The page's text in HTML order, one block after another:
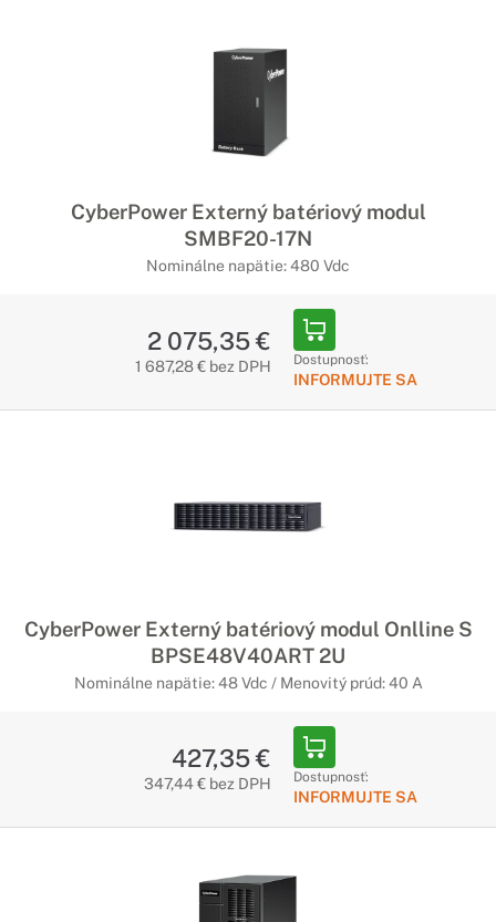
CyberPower Externý batériový modul
SMBF20-17N
Nominálne napätie: 480 Vdc
2 075,35 €
1 687,28 € bez DPH Dostupnosť:
INFORMUJTE SA
CyberPower Externý batériový modul Onlline S
BPSE48V40ART 2U
Nominálne napätie: 48 Vdc / Menovitý prúd: 40 A
427,35 €
347,44 € bez DPH Dostupnosť:
INFORMUJTE SA